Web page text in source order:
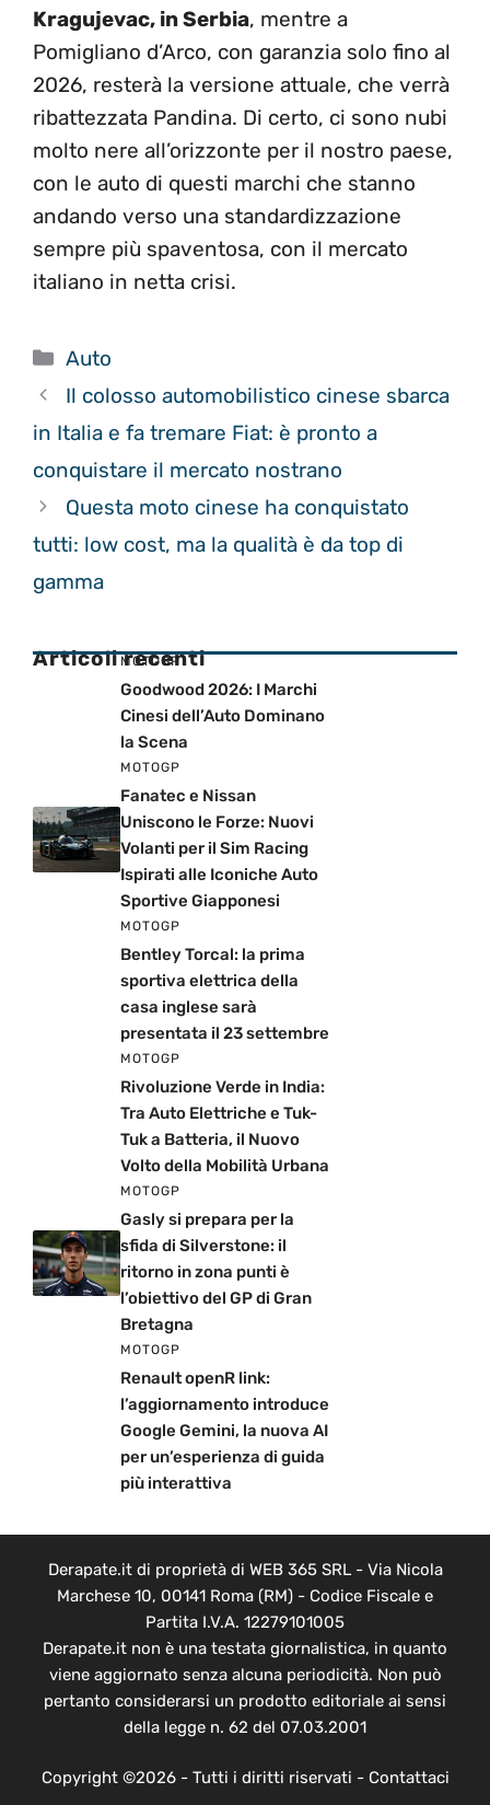
Kragujevac, in Serbia, mentre a
Pomigliano d’Arco, con garanzia solo fino al
2026, resterà la versione attuale, che verrà
ribattezzata Pandina. Di certo, ci sono nubi
molto nere all’orizzonte per il nostro paese,
con le auto di questi marchi che stanno
andando verso una standardizzazione
sempre più spaventosa, con il mercato
italiano in netta crisi.
Categorie
Auto
Il colosso automobilistico cinese sbarca
in Italia e fa tremare Fiat: è pronto a
conquistare il mercato nostrano
Questa moto cinese ha conquistato
tutti: low cost, ma la qualità è da top di
gamma
Articoli recenti
MOTOGP
Goodwood 2026: I Marchi
Cinesi dell’Auto Dominano
la Scena
MOTOGP
Fanatec e Nissan
Uniscono le Forze: Nuovi
Volanti per il Sim Racing
Ispirati alle Iconiche Auto
Sportive Giapponesi
MOTOGP
Bentley Torcal: la prima
sportiva elettrica della
casa inglese sarà
presentata il 23 settembre
MOTOGP
Rivoluzione Verde in India:
Tra Auto Elettriche e Tuk-
Tuk a Batteria, il Nuovo
Volto della Mobilità Urbana
MOTOGP
Gasly si prepara per la
sfida di Silverstone: il
ritorno in zona punti è
l’obiettivo del GP di Gran
Bretagna
MOTOGP
Renault openR link:
l’aggiornamento introduce
Google Gemini, la nuova AI
per un’esperienza di guida
più interattiva
Derapate.it di proprietà di WEB 365 SRL - Via Nicola
Marchese 10, 00141 Roma (RM) - Codice Fiscale e
Partita I.V.A. 12279101005
Derapate.it non è una testata giornalistica, in quanto
viene aggiornato senza alcuna periodicità. Non può
pertanto considerarsi un prodotto editoriale ai sensi
della legge n. 62 del 07.03.2001
Copyright ©2026 - Tutti i diritti riservati - Contattaci